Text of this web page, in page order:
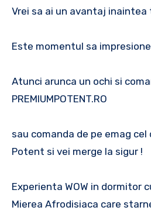
Vrei sa ai un avantaj
Este momentul sa
Atunci arunca un ochi si
PREMIUMPOTENT.RO
sau comanda de pe emag cel
Potent si vei merge la sigur !
Experienta WOW in dormitor
Mierea Afrodisiaca care